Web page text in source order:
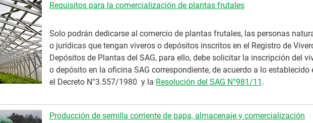
Requisitos para la comercialización de plantas frutales
Solo podrán dedicarse al comercio de plantas frutales, las personas
o jurídicas que tengan viveros o depósitos inscritos en el Registro de
Depósitos de Plantas del SAG, para ello, debe solicitar la inscripción del
o depósito en la oficina SAG correspondiente, de acuerdo a lo establecido
el Decreto N°3.557/1980 y la Resolución del SAG N°981/11 .
Producción de semilla corriente de papa, almacenaje y comercialización